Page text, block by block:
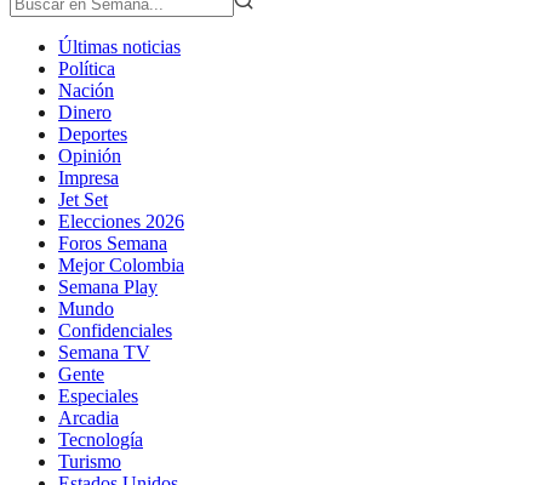
Últimas noticias
Política
Nación
Dinero
Deportes
Opinión
Impresa
Jet Set
Elecciones 2026
Foros Semana
Mejor Colombia
Semana Play
Mundo
Confidenciales
Semana TV
Gente
Especiales
Arcadia
Tecnología
Turismo